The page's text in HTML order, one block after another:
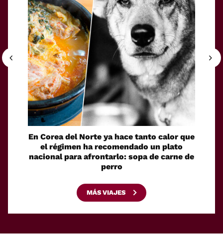
En Corea del Norte ya hace tanto calor que
el régimen ha recomendado un plato
nacional para afrontarlo: sopa de carne de
perro
MÁS VIAJES